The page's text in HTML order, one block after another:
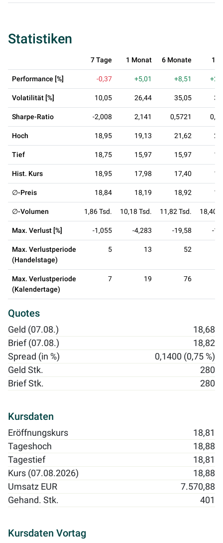
Statistiken
7 Tage 1 Monat 6 Monate 1
Performance [%] -0,37 +5,01 +8,51
Volatilität [%] 10,05 26,44 35,05
Sharpe-Ratio -2,008 2,141 0,5721
Hoch 18,95 19,13 21,62
Tief 18,75 15,97 15,97
Hist. Kurs 18,95 17,98 17,40
∅-Preis 18,84 18,19 18,92
∅-Volumen 1,86 Tsd. 10,18 Tsd. 11,82 Tsd. 18,40
Max. Verlust [%] -1,055 -4,283 -19,58 -
Max. Verlustperiode
(Handelstage)
5 13 52
Max. Verlustperiode
(Kalendertage)
7 19 76
Quotes
Geld (07.08.)
18,68
Brief (07.08.)
18,82
Spread (in %)
0,1400 (0,75 %)
Geld Stk.
280
Brief Stk.
280
Kursdaten
Eröffnungskurs
18,81
Tageshoch
18,88
Tagestief
18,81
Kurs (07.08.2026)
18,88
Umsatz EUR
7.570,88
Gehand. Stk.
401
Kursdaten Vortag